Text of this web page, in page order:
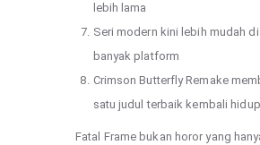
lebih lama
Seri modern kini lebih mudah
banyak platform
Crimson Butterfly Remake
satu judul terbaik kembali hidup
Fatal Frame bukan horor yang